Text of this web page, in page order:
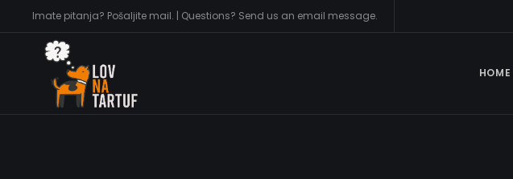
Imate pitanja? Pošaljite mail. | Questions? Send us an email message.
joker@piktogram42.hr
HOME